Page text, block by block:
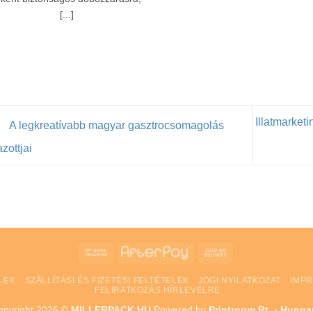
[...]
A legkreatívabb magyar gasztrocsomagolás
Bank
AfterPay
Delivery
SZÁLLÍTÁSI ÉS FIZETÉSI FELTÉTELEK JOGI NYILATKOZAT
FELIRATKOZÁS HÍRLEVÉLRE